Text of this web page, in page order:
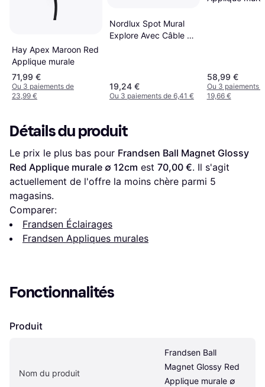
Hay Apex Maroon Red
Applique murale
71,99 €
Ou 3 paiements de
23,99 €
Nordlux Spot Mural
Explore Avec Câble Et
19,24 €
Ou 3 paiements de 6,41 €
58,99 €
Ou 3 paiements
19,66 €
Détails du produit
Le prix le plus bas pour Frandsen Ball Magnet Glossy
Red Applique murale ∅ 12cm est 70,00 €. Il s'agit
actuellement de l'offre la moins chère parmi 5
magasins.
Comparer:
Frandsen Éclairages
Frandsen Appliques murales
Fonctionnalités
Produit
Nom du produit
Frandsen Ball
Magnet Glossy Red
Applique murale ∅